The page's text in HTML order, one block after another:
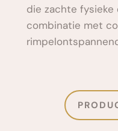
die zachte
combinatie met